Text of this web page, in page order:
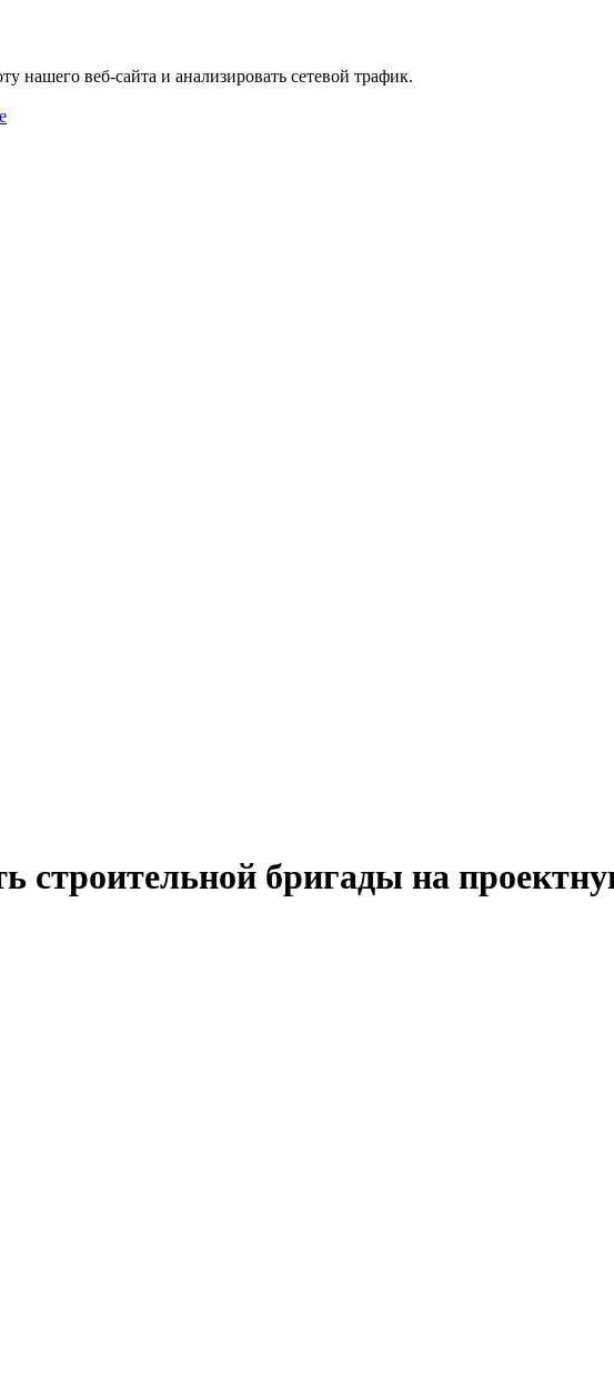
веб-сайта и анализировать сетевой трафик.
строительной бригады на